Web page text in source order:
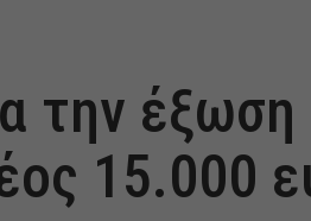
την έξωση
15.000